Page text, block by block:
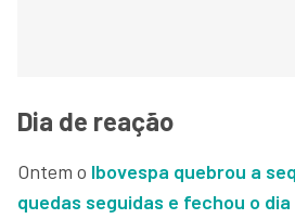
Dia de reação
Ontem o Ibovespa quebrou a
quedas seguidas e fechou o